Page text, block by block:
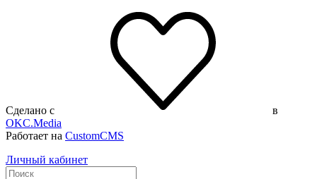
Сделано с
в
OKC.Media
Работает на CustomCMS
Личный кабинет